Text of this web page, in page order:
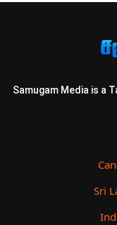
Samugam Media is a
Sri